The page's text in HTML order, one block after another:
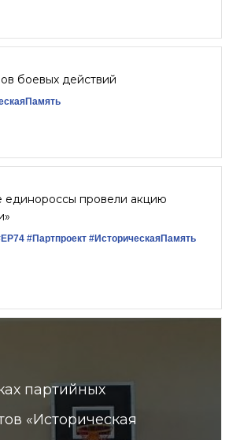
боевых действий
единороссы провели акцию
#Партпроект #ИсторическаяПамять
партийных
«Историческая